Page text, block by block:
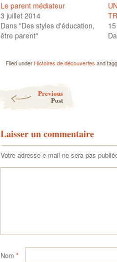
Le parent médiateur
3 juillet 2014
Dans "Des styles d'éducation,
être parent"
Filed under Histoires de découvertes and
Previous
Post
Laisser un commentaire
Votre adresse e-mail ne sera pas
Nom *